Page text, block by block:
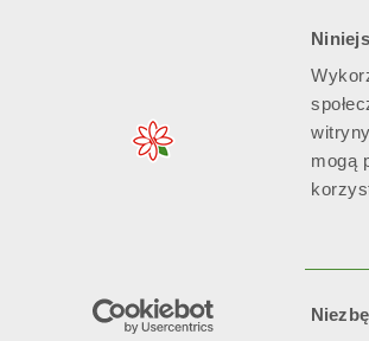
mogą
Sede Legale e
Via Cerreto, 40 - 25079